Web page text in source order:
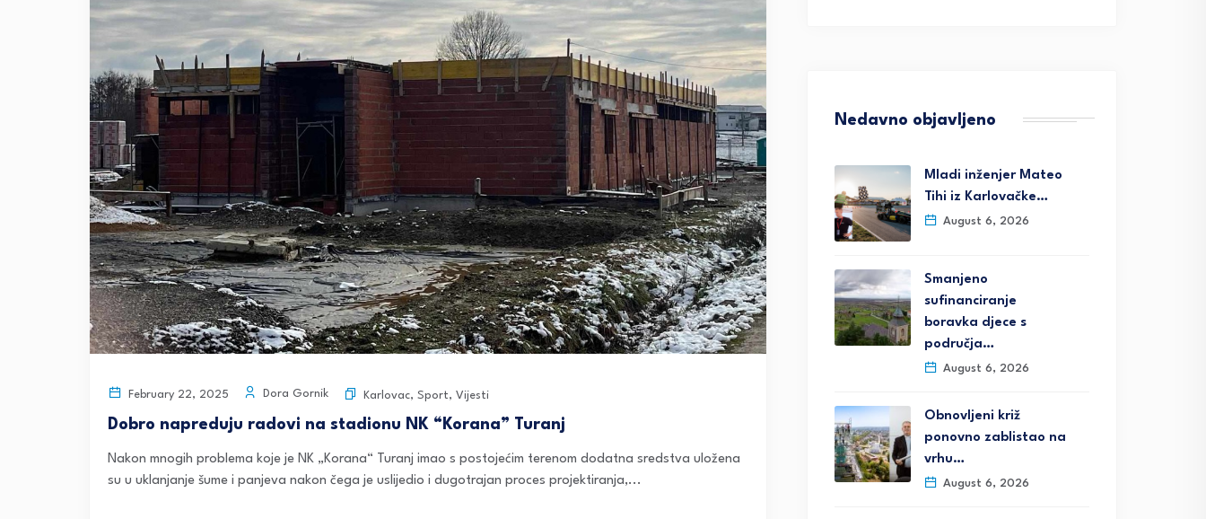
February 22, 2025 Dora Gornik Karlovac, Sport, Vijesti
Dobro napreduju radovi na stadionu NK “Korana” Turanj
Nakon mnogih problema koje je NK „Korana“ Turanj imao s postojećim terenom dodatna sredstva uložena
su u uklanjanje šume i panjeva nakon čega je uslijedio i dugotrajan proces projektiranja,...
Nedavno objavljeno
Mladi inženjer Mateo
Tihi iz Karlovačke…
August 6, 2026
Smanjeno
sufinanciranje
boravka djece s
područja…
August 6, 2026
Obnovljeni križ
ponovno zablistao na
vrhu…
August 6, 2026